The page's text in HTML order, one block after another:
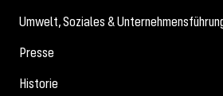
Umwelt, Soziales &
Presse
Historie